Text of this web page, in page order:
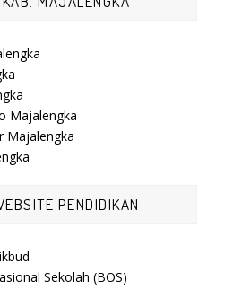
Majalengka
Majalengka
PENDIDIKAN
Sekolah (BOS)